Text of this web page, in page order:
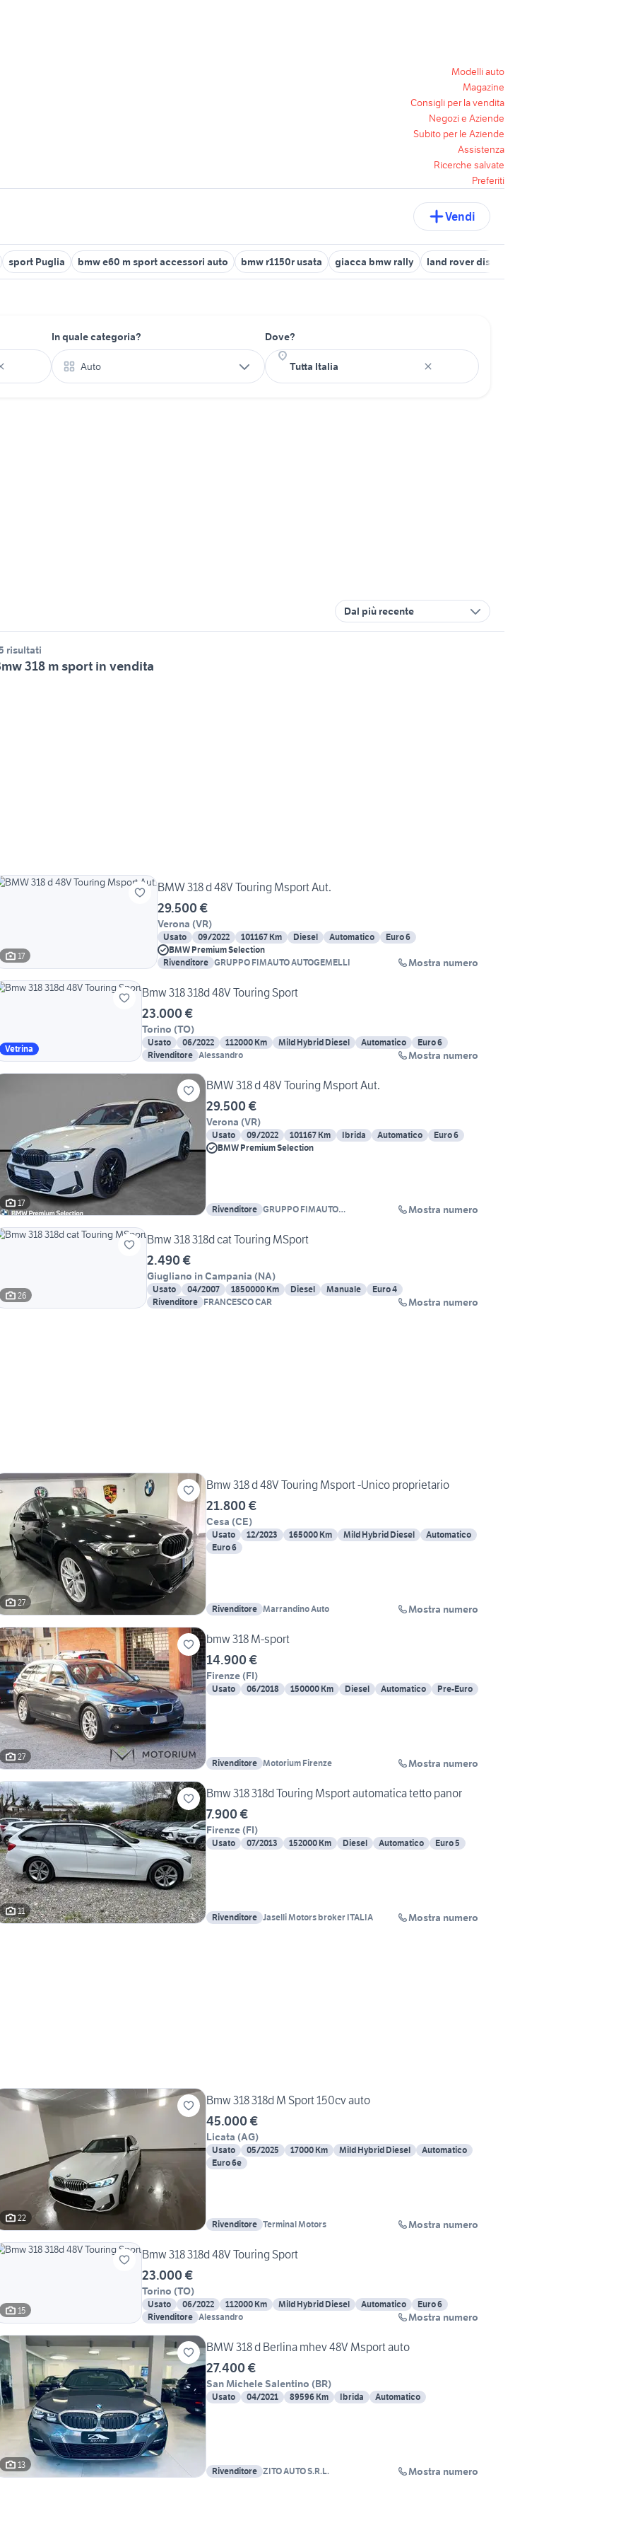
Modelli auto
Magazine
Consigli per la vendita
Negozi e Aziende
Subito per le Aziende
Assistenza
Ricerche salvate
Preferiti
Vendi
sport Puglia bmw e60 m sport accessori auto bmw r1150r usata giacca bmw rally land rover discovery sport
In quale categoria?
Auto
Dove?
Dal più recente
risultati
318 m sport in vendita
17
BMW 318 d 48V Touring Msport Aut.
29.500 €
Verona (VR)
Usato 09/2022 101167 Km Diesel Automatico
Euro 6
BMW Premium Selection
Rivenditore GRUPPO FIMAUTO AUTOGEMELLI Mostra numero
Vetrina
Bmw 318 318d 48V Touring Sport
23.000 €
Torino (TO)
Usato 06/2022 112000 Km Mild Hybrid Diesel Automatico
Euro 6
Rivenditore Alessandro Mostra numero
17
BMW 318 d 48V Touring Msport Aut.
29.500 €
Verona (VR)
Usato 09/2022 101167 Km Ibrida Automatico
Euro 6
BMW Premium Selection
Rivenditore GRUPPO FIMAUTO
Mostra numero
26
Bmw 318 318d cat Touring MSport
2.490 €
Giugliano in Campania (NA)
Usato 04/2007 1850000 Km Diesel Manuale
Euro 4
Rivenditore FRANCESCO CAR Mostra numero
27
Bmw 318 d 48V Touring Msport -Unico proprietario
21.800 €
Cesa (CE)
Usato 12/2023 165000 Km Mild Hybrid Diesel
Automatico
Euro 6
Rivenditore Marrandino Auto Mostra numero
27
bmw 318 M-sport
14.900 €
Firenze (FI)
Usato 06/2018 150000 Km Diesel Automatico Pre-Euro
Rivenditore Motorium Firenze Mostra numero
11
Bmw 318 318d Touring Msport automatica tetto panor
7.900 €
Firenze (FI)
Usato 07/2013 152000 Km Diesel Automatico Euro 5
Rivenditore Jaselli Motors broker ITALIA Mostra numero
22
Bmw 318 318d M Sport 150cv auto
45.000 €
Licata (AG)
Usato 05/2025 17000 Km Mild Hybrid Diesel
Automatico
Euro 6e
Rivenditore Terminal Motors Mostra numero
15
Bmw 318 318d 48V Touring Sport
23.000 €
Torino (TO)
Usato 06/2022 112000 Km Mild Hybrid Diesel Automatico
Euro 6
Rivenditore Alessandro Mostra numero
13
BMW 318 d Berlina mhev 48V Msport auto
27.400 €
San Michele Salentino (BR)
Usato 04/2021 89596 Km Ibrida Automatico
Rivenditore ZITO AUTO S.R.L. Mostra numero